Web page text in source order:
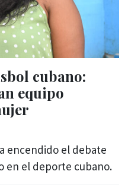
cubano:
equipo
encendido el debate
en el deporte cubano.